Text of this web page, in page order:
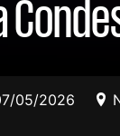
05/2026